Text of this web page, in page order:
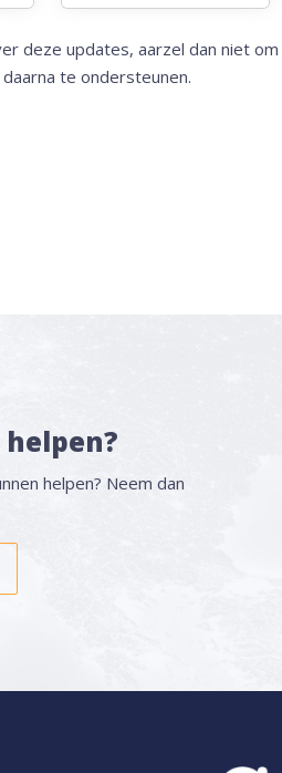
deze updates, aarzel dan niet om
te ondersteunen.
helpen? Neem dan